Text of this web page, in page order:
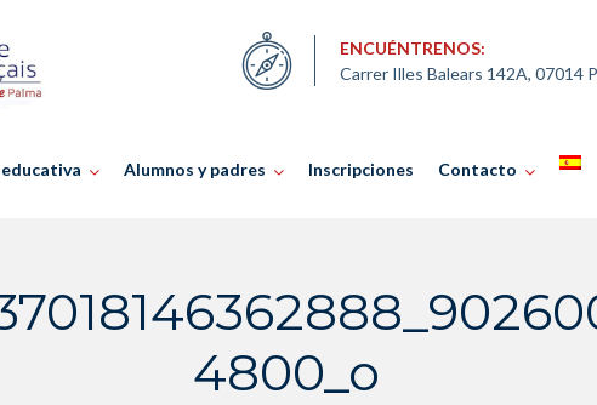
ENCUÉNTRENOS:
Carrer Illes Balears 142A, 07014
Alumnos y padres Inscripciones Contacto
4800_o